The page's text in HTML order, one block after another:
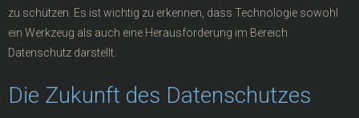
zu schützen. Es ist wichtig zu erkennen, dass Technologie sowohl
ein Werkzeug als auch eine Herausforderung im Bereich
Datenschutz darstellt.
Die Zukunft des Datenschutzes